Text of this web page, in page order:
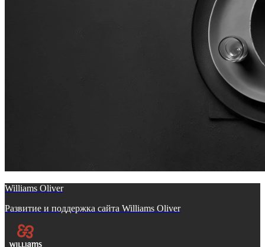
Williams Oliver
Развитие и поддержка сайта Williams Oliver